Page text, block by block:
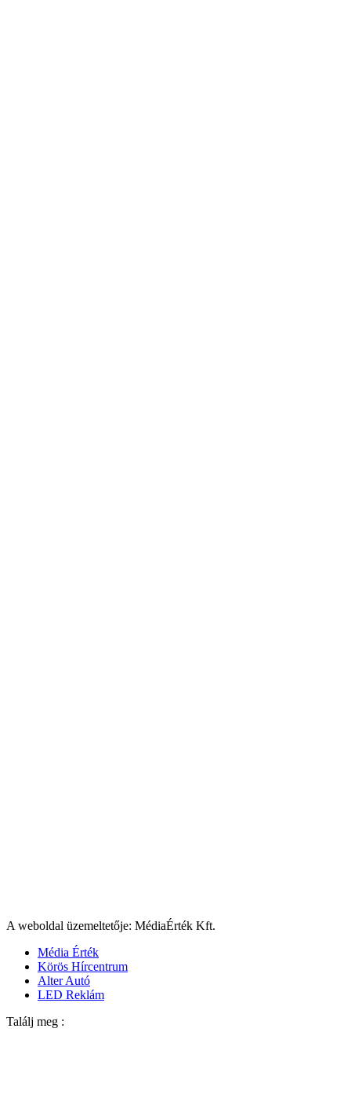
A weboldal üzemeltetője: MédiaÉrték Kft.
Média Érték
Körös Hírcentrum
Alter Autó
LED Reklám
Találj meg :